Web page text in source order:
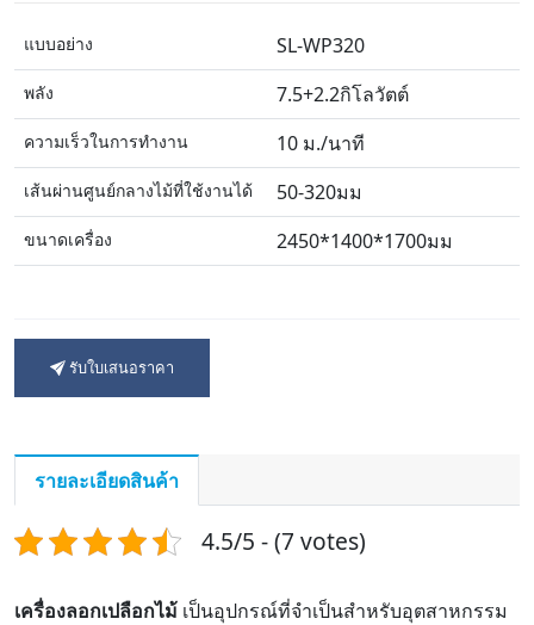
แบบอย่าง SL-WP320
พลัง 7.5+2.2กิโลวัตต์
ความเร็วในการทำงาน 10 ม./นาที
เส้นผ่านศูนย์กลางไม้ที่ใช้งานได้ 50-320มม
ขนาดเครื่อง 2450*1400*1700มม
รับใบเสนอราคา
รายละเอียดสินค้า
4.5/5 - (7 votes)
เครื่องลอกเปลือกไม้ เป็นอุปกรณ์ที่จำเป็นสำหรับอุตสาหกรรม